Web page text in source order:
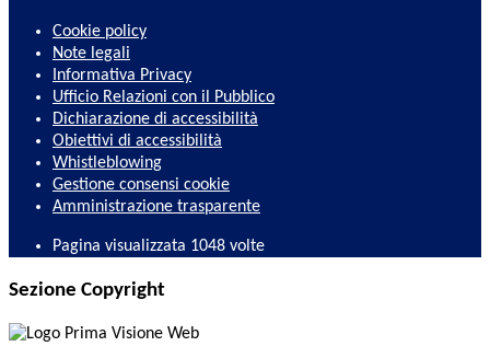
Cookie policy
Note legali
Informativa Privacy
Ufficio Relazioni con il Pubblico
Dichiarazione di accessibilità
Obiettivi di accessibilità
Whistleblowing
Gestione consensi cookie
Amministrazione trasparente
Pagina visualizzata 1048 volte
Sezione Copyright